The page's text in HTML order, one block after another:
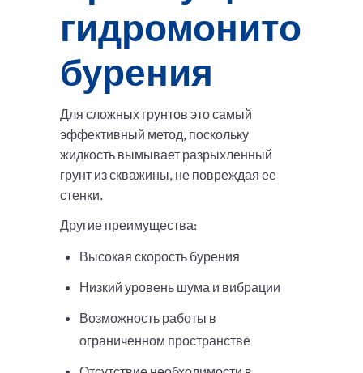
бурения
Для сложных грунтов это самый
эффективный метод, поскольку
жидкость вымывает разрыхленный
грунт из скважины, не повреждая ее
стенки.
Другие преимущества:
Высокая скорость бурения
Низкий уровень шума и вибрации
Возможность работы в
ограниченном пространстве